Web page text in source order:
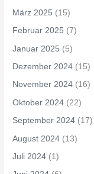
März 2025 (15)
Februar 2025 (7)
Januar 2025 (5)
Dezember 2024 (15)
November 2024 (16)
Oktober 2024 (22)
September 2024 (17)
August 2024 (13)
Juli 2024 (1)